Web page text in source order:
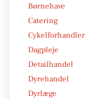
Børnehave
Catering
Cykelforhandler
Dagpleje
Detailhandel
Dyrehandel
Dyrlæge